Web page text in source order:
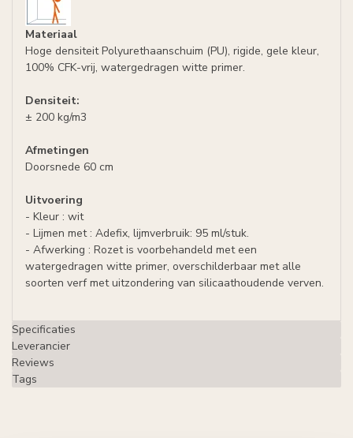
Materiaal
Hoge densiteit Polyurethaanschuim (PU), rigide, gele kleur,
100% CFK-vrij, watergedragen witte primer.
Densiteit:
± 200 kg/m3
Afmetingen
Doorsnede 60 cm
Uitvoering
- Kleur : wit
- Lijmen met : Adefix, lijmverbruik: 95 ml/stuk.
- Afwerking : Rozet is voorbehandeld met een
watergedragen witte primer, overschilderbaar met alle
soorten verf met uitzondering van silicaathoudende verven.
Specificaties
Leverancier
Reviews
Tags